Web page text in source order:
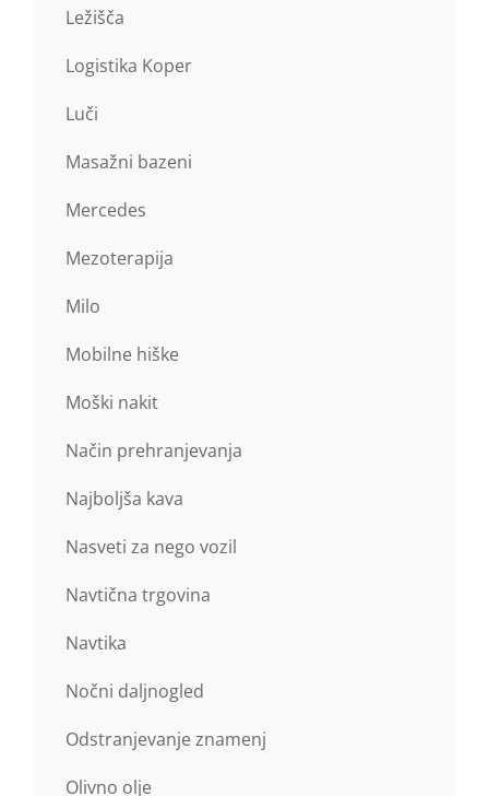
Ležišča
Logistika Koper
Luči
Masažni bazeni
Mercedes
Mezoterapija
Milo
Mobilne hiške
Moški nakit
Način prehranjevanja
Najboljša kava
Nasveti za nego vozil
Navtična trgovina
Navtika
Nočni daljnogled
Odstranjevanje znamenj
Olivno olje